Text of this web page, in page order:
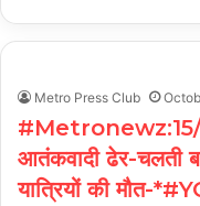
Metro Press Club
#Metronewz:15/
आतंकवादी ढेर-चलती
यात्रियों की मौत-